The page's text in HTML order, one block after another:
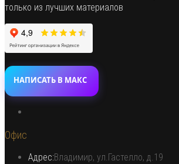
только из лучших материалов
НАПИСАТЬ В МАКС
Офис
Адрес:Владимир, ул.Гастелло, д.19